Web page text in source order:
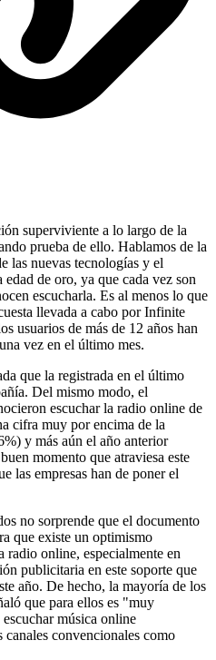
superviviente a lo largo de la
prueba de ello. Hablamos de la
las nuevas tecnologías y el
de oro, ya que cada vez son
escucharla. Es al menos lo que
llevada a cabo por Infinite
usuarios de más de 12 años han
vez en el último mes.
que la registrada en el último
Del mismo modo, el
escuchar la radio online de
cifra muy por encima de la
y más aún el año anterior
momento que atraviesa este
las empresas han de poner el
no sorprende que el documento
que existe un optimismo
radio online, especialmente en
publicitaria en este soporte que
año. De hecho, la mayoría de los
que para ellos es "muy
música online
canales convencionales como